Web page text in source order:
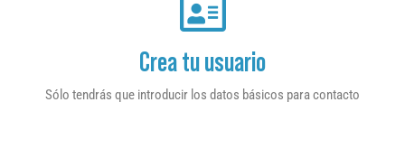
Crea tu usuario
Sólo tendrás que introducir los datos básicos para contacto